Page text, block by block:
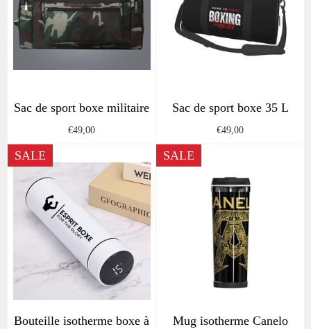
Sac de sport boxe militaire
Regular
€49,00
Sac de sport boxe 35 L
Regular
€49,00
Bouteille isotherme boxe à
SALE
Mug isotherme Canelo
SALE